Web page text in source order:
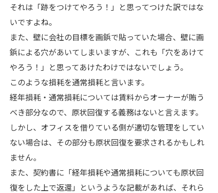
それは「跡をつけてやろう！」と思ってつけた訳ではな
いですよね。
また、壁に会社の目標を画鋲で貼っていた場合、壁に画
鋲による穴があいてしまいますが、これも「穴をあけて
やろう！」と思ってあけたわけではないでしょう。
このような損耗を通常損耗と言います。
経年損耗・通常損耗については賃料からオーナーが賄う
べき部分なので、原状回復する義務はないと言えます。
しかし、オフィスを借りている側が適切な管理をしてい
ない場合は、その部分も原状回復を要求されるかもしれ
ません。
また、契約書に「経年損耗や通常損耗についても原状回
復をした上で返還」というような記載があれば、それら